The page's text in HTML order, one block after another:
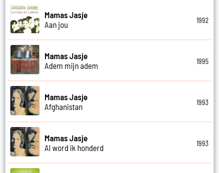
Mamas Jasje
Aan jou
1992
Mamas Jasje
Adem mijn adem
1995
Mamas Jasje
Afghanistan
1993
Mamas Jasje
Al word ik honderd
1993